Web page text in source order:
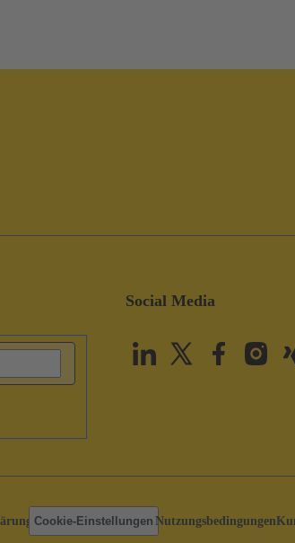
Social Media
Cookie-Einstellungen Nutzungsbedingungen